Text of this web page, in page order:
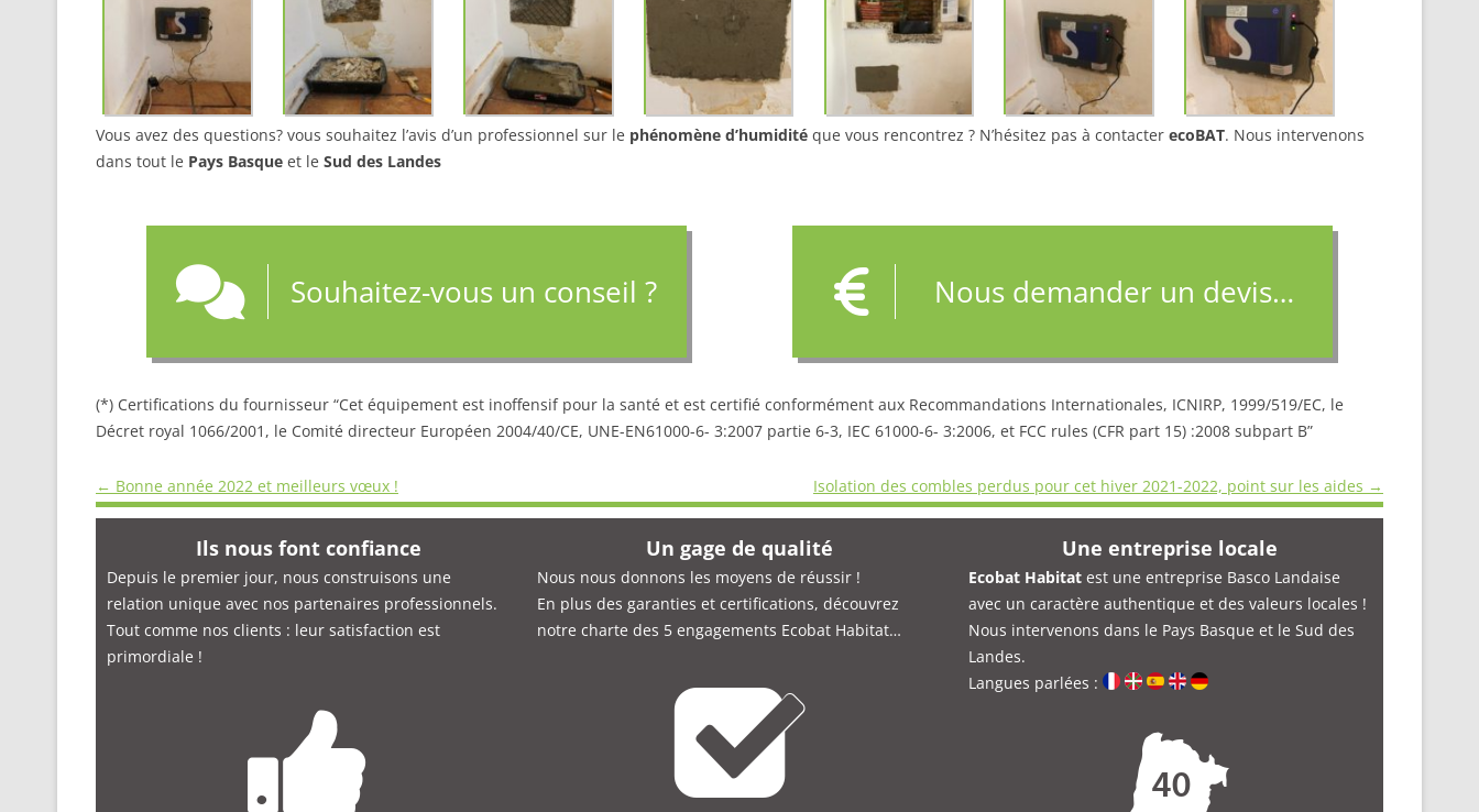
Vous avez des questions? vous souhaitez l’avis d’un professionnel sur le phénomène d’humidité que vous rencontrez ? N’hésitez pas à contacter ecoBAT. Nous intervenons
dans tout le Pays Basque et le Sud des Landes
Souhaitez-vous un conseil ? Nous demander un devis…
(*) Certifications du fournisseur “Cet équipement est inoffensif pour la santé et est certifié conformément aux Recommandations Internationales, ICNIRP, 1999/519/EC, le
Décret royal 1066/2001, le Comité directeur Européen 2004/40/CE, UNE-EN61000-6- 3:2007 partie 6-3, IEC 61000-6- 3:2006, et FCC rules (CFR part 15) :2008 subpart B”
Navigation
des
Isolation des combles perdus pour cet hiver 2021-2022, point sur les aides →
← Bonne année 2022 et meilleurs vœux !
Ils nous font confiance
Depuis le premier jour, nous construisons une
relation unique avec nos partenaires professionnels.
Tout comme nos clients : leur satisfaction est
primordiale !
Un gage de qualité
Nous nous donnons les moyens de réussir !
En plus des garanties et certifications, découvrez
notre charte des 5 engagements Ecobat Habitat…
Une entreprise locale
Ecobat Habitatest une entreprise Basco Landaise
avec un caractère authentique et des valeurs locales !
Nous intervenons dans le Pays Basque et le Sud des
Landes.
Langues parlées :